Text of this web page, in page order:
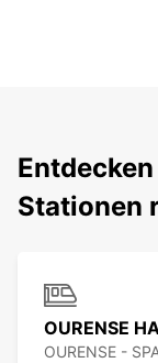
Stationen
OURENSE
OURENSE -